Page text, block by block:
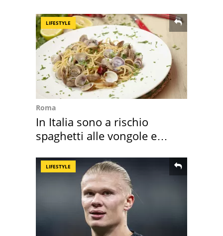
LIFESTYLE
Roma
In Italia sono a rischio
spaghetti alle vongole e
LIFESTYLE